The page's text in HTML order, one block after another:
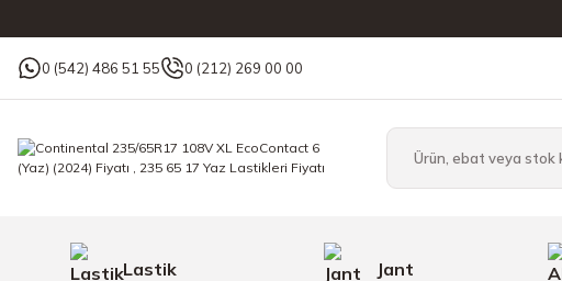
0 (542) 486 51 55 0 (212) 269 00 00
Lastik Jant